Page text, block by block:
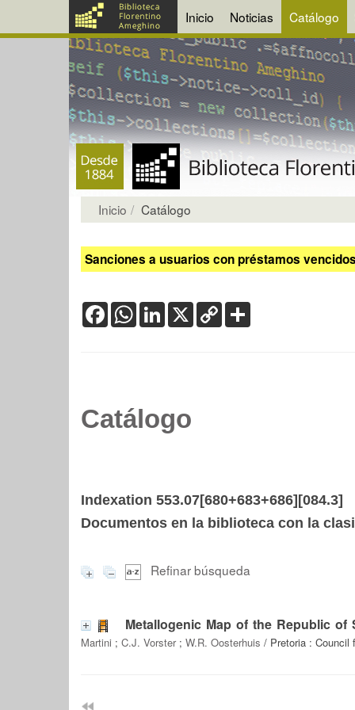
Inicio Noticias Catálogo
Inicio Catálogo
Sanciones a usuarios con préstamos
FacebookWhatsApp
LinkedIn
X Copy
Link
Catálogo
Indexation 553.07[680+683+686][084.3]
Documentos en la biblioteca con la
Refinar búsqueda
Metallogenic Map of the Republic
Martini ; C.J. Vorster; W.R. Oosterhuis / Pretoria : Council